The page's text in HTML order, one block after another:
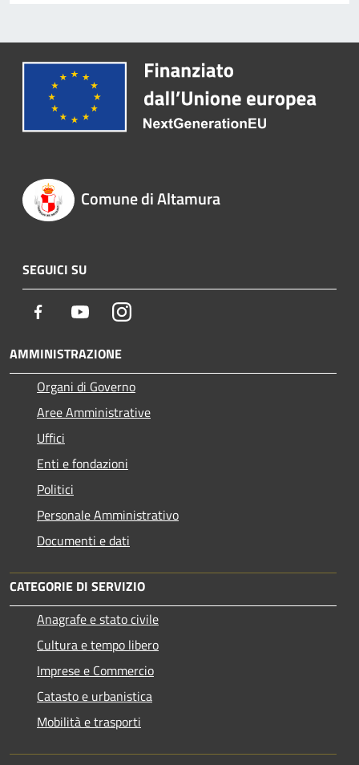
Comune di Altamura
SEGUICI SU
Facebook YoutubeInstagram
AMMINISTRAZIONE
Organi di Governo
Aree Amministrative
Uffici
Enti e fondazioni
Politici
Personale Amministrativo
Documenti e dati
CATEGORIE DI SERVIZIO
Anagrafe e stato civile
Cultura e tempo libero
Imprese e Commercio
Catasto e urbanistica
Mobilità e trasporti